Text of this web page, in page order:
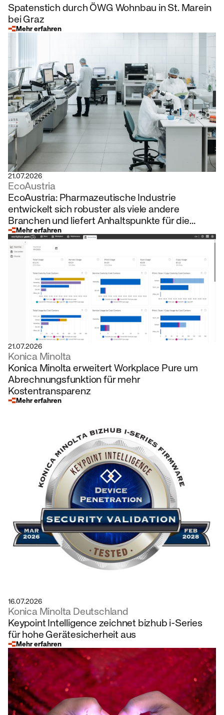
Spatenstich durch ÖWG Wohnbau in St. Marein
bei Graz
Mehr erfahren
21.07.2026
EcoAustria
EcoAustria: Pharmazeutische Industrie
entwickelt sich robuster als viele andere
Branchen und liefert Anhaltspunkte für die
Industriestrategie 2035
Mehr erfahren
21.07.2026
Konica Minolta
Konica Minolta erweitert Workplace Pure um
Abrechnungsfunktion für mehr
Kostentransparenz
Mehr erfahren
16.07.2026
Konica Minolta Deutschland
Keypoint Intelligence zeichnet bizhub i-Series
für hohe Gerätesicherheit aus
Mehr erfahren